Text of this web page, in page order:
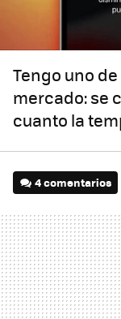
Tengo uno
mercado: se
cuanto la
4 comentarios